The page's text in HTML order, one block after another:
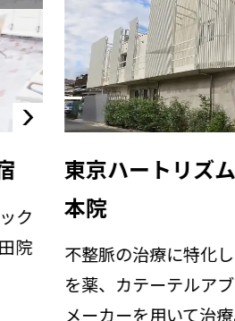
東京ハートリズムク
本院
不整脈の治療に特化した
を薬、カテーテルアブレ
メーカーを用いて治療。